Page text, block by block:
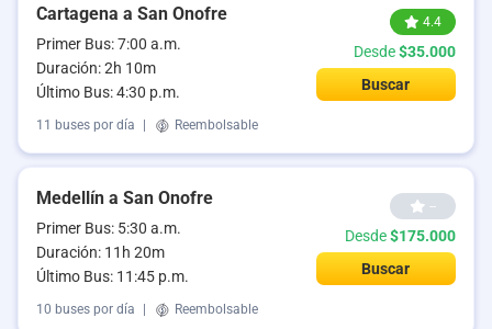
Cartagena a San Onofre
Primer Bus: 7:00 a.m.
Duración: 2h 10m
Último Bus: 4:30 p.m.
4.4
Desde$35.000
Buscar
11 buses por día Reembolsable
Medellín a San Onofre
Primer Bus: 5:30 a.m.
Duración: 11h 20m
Último Bus: 11:45 p.m.
--
Desde$175.000
Buscar
10 buses por día Reembolsable